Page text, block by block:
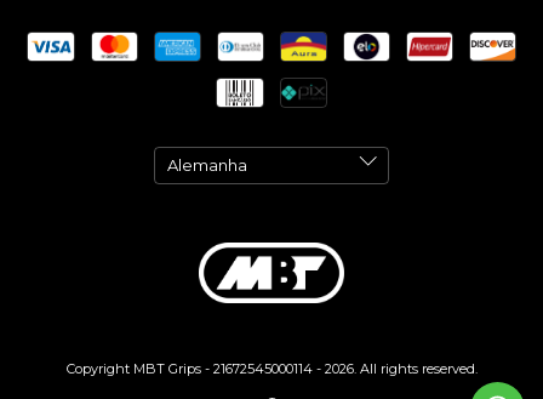
Copyright MBT Grips - 21672545000114 - 2026. All rights reserved.